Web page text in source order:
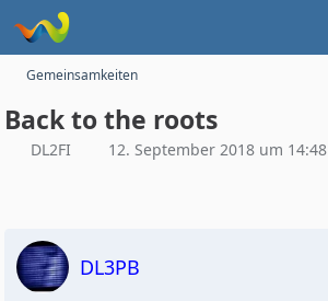
Gemeinsamkeiten
Back to the roots
DL2FI 12. September 2018 um 14:48
DL3PB